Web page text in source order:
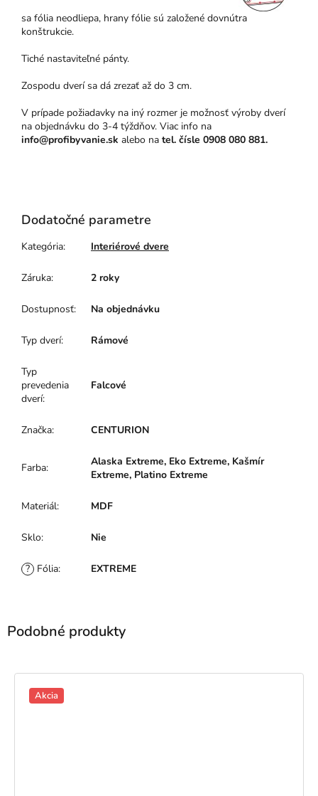
sa fólia neodliepa, hrany fólie sú založené dovnútra
konštrukcie.
Tiché nastaviteľné pánty.
Zospodu dverí sa dá zrezať až do 3 cm.
V prípade požiadavky na iný rozmer je možnosť výroby dverí
na objednávku do 3-4 týždňov. Viac info na
info@profibyvanie.sk alebo na tel. čísle 0908 080 881.
Dodatočné parametre
Kategória: Interiérové dvere
Záruka: 2 roky
Dostupnosť: Na objednávku
Typ dverí: Rámové
Typ
prevedenia
dverí:
Falcové
Značka: CENTURION
Farba:
Alaska Extreme, Eko Extreme, Kašmír
Extreme, Platino Extreme
Materiál: MDF
Sklo: Nie
? Fólia: EXTREME
Akcia